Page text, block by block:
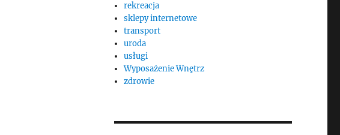
rekreacja
sklepy internetowe
transport
uroda
usługi
Wyposażenie Wnętrz
zdrowie